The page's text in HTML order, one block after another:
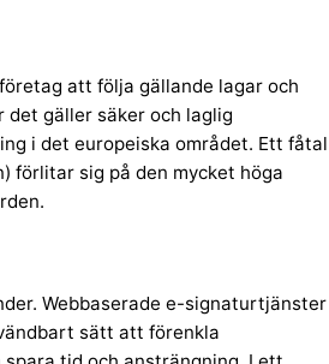
att följa gällande lagar och
gäller säker och laglig
i det europeiska området. Ett fåtal
förlitar sig på den mycket höga
Webbaserade e-signaturtjänster
sätt att förenkla